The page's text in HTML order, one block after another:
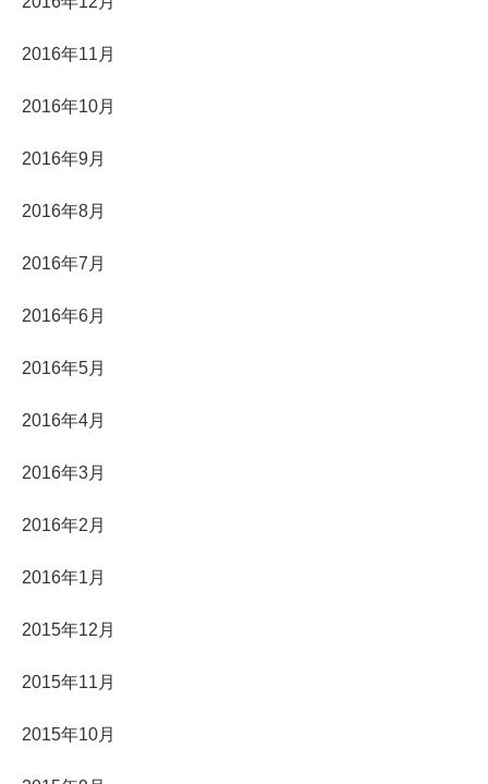
2016年11月
2016年10月
2016年9月
2016年8月
2016年7月
2016年6月
2016年5月
2016年4月
2016年3月
2016年2月
2016年1月
2015年12月
2015年11月
2015年10月